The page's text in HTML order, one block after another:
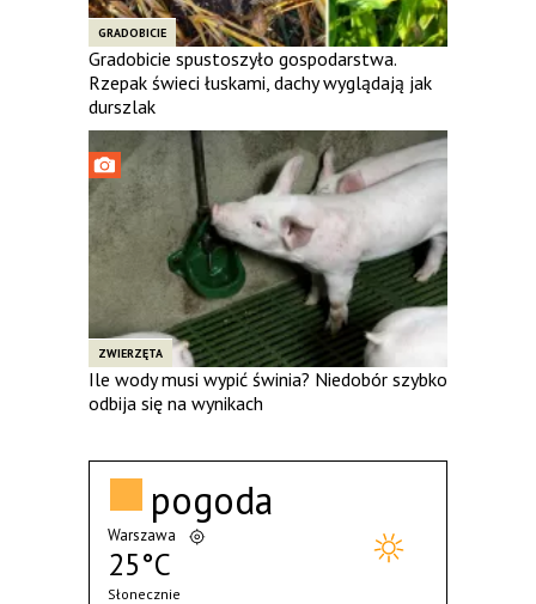
GRADOBICIE
Gradobicie spustoszyło gospodarstwa.
Rzepak świeci łuskami, dachy wyglądają jak
durszlak
ZWIERZĘTA
Ile wody musi wypić świnia? Niedobór szybko
odbija się na wynikach
pogoda
Warszawa
25°C
Słonecznie